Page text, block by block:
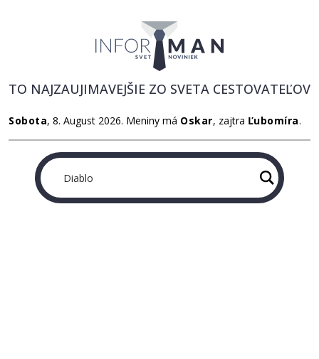
Sobota, 8. August 2026. Meniny má Oskar, zajtra Ľubomíra.
TO NAJZAUJIMAVEJŠIE ZO SVETA CESTOVATEĽOV